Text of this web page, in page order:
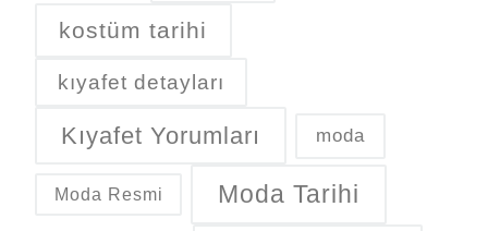
kostüm tarihi
kıyafet detayları
Kıyafet Yorumları moda
Moda Resmi Moda Tarihi